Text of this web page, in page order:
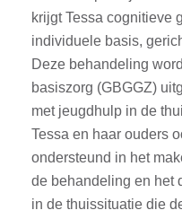
krijgt Tessa cognitieve
individuele basis,
Deze behandeling
basiszorg (GBGGZ)
met jeugdhulp in de
Tessa en haar ouders
ondersteund in het
de behandeling en het
in de thuissituatie die